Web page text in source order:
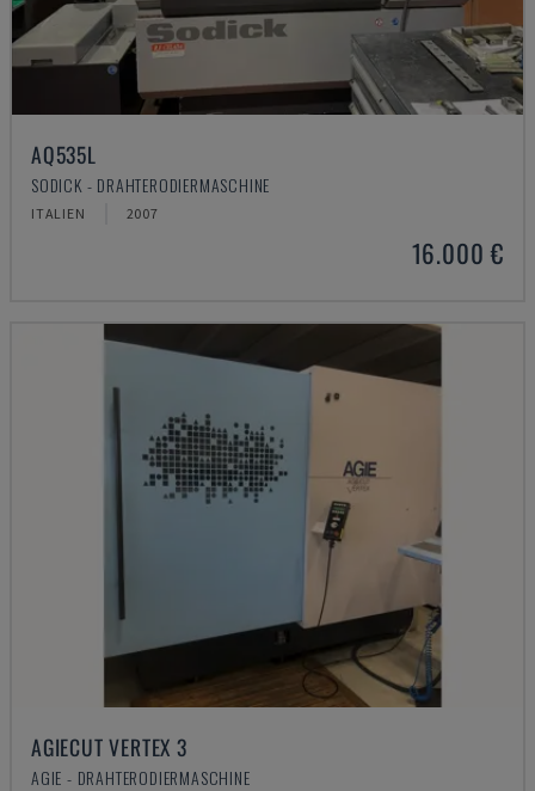
AQ535L
SODICK - DRAHTERODIERMASCHINE
ITALIEN 2007
16.000 €
AGIECUT VERTEX 3
AGIE - DRAHTERODIERMASCHINE